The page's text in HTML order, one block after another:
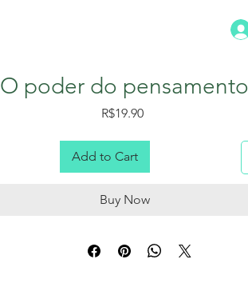
O poder do pensamento
R$19.90Price
Add to Cart
Buy Now